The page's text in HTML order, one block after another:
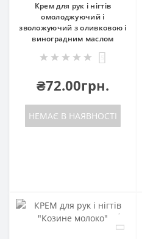
Крем для рук і нігтів
омолоджуючий і
зволожуючий з оливковою і
виноградним маслом
₴72.00грн.
НЕМАЄ В НАЯВНОСТІ